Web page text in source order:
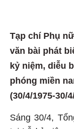
Tạp chí Phụ
văn bài phát
kỷ niệm, diễu
phóng miền
(30/4/1975-30/
Sáng 30/4,